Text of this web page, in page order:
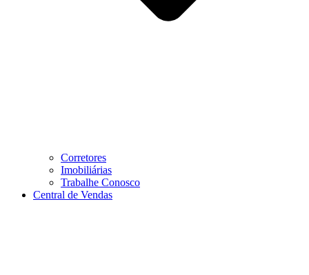
Corretores
Imobiliárias
Trabalhe Conosco
Central de Vendas